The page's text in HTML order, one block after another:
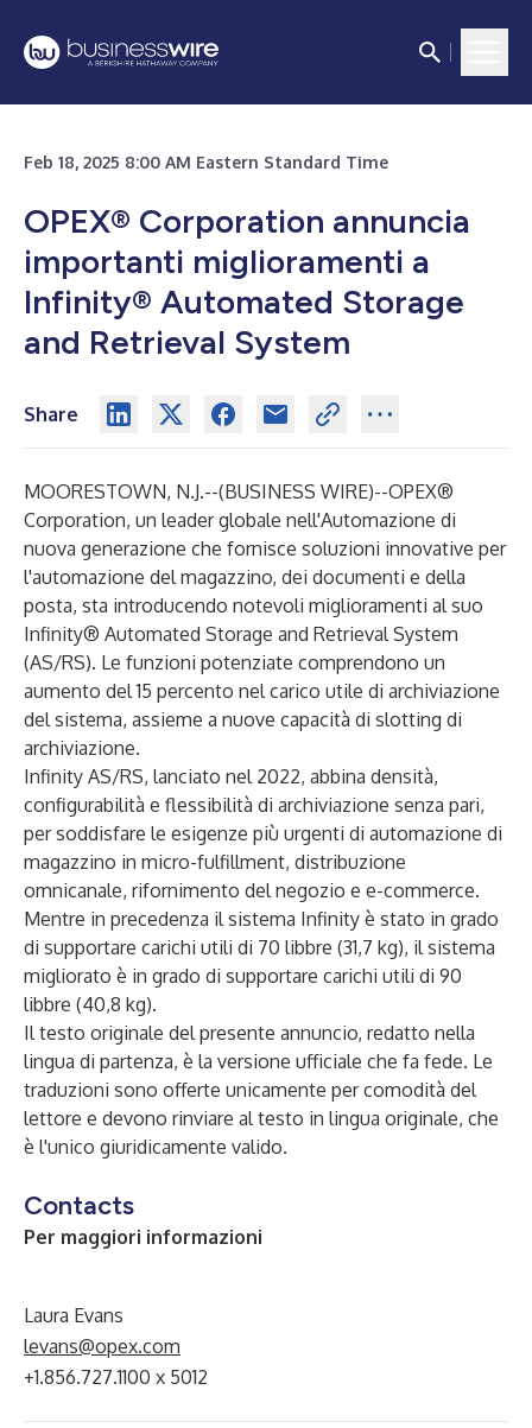
Feb 18, 2025 8:00 AM Eastern Standard Time
OPEX® Corporation annuncia
importanti miglioramenti a
Infinity® Automated Storage
and Retrieval System
Share
MOORESTOWN, N.J.--(BUSINESS WIRE)--OPEX®
Corporation, un leader globale nell'Automazione di
nuova generazione che fornisce soluzioni innovative per
l'automazione delmagazzino, dei documenti e della
posta, sta introducendo notevoli miglioramenti al suo
Infinity® Automated Storage and Retrieval System
(AS/RS). Le funzioni potenziate comprendono un
aumento del 15 percento nel carico utile di archiviazione
del sistema, assieme a nuove capacità di slotting di
archiviazione.
Infinity AS/RS, lanciato nel 2022, abbina densità,
configurabilità e flessibilità di archiviazione senza pari,
per soddisfare le esigenze più urgenti di automazione di
magazzino in micro-fulfillment, distribuzione
omnicanale, rifornimento del negozio e e-commerce.
Mentre in precedenza il sistema Infinity è stato in grado
di supportare carichi utili di 70 libbre (31,7 kg), il sistema
migliorato è in grado di supportare carichi utili di 90
libbre (40,8 kg).
Il testo originale del presente annuncio, redatto nella
lingua di partenza, è la versione ufficiale che fa fede. Le
traduzioni sono offerte unicamente per comodità del
lettore e devono rinviare al testo in lingua originale, che
è l'unico giuridicamente valido.
Contacts
Per maggiori informazioni
Laura Evans
levans@opex.com
+1.856.727.1100 x 5012